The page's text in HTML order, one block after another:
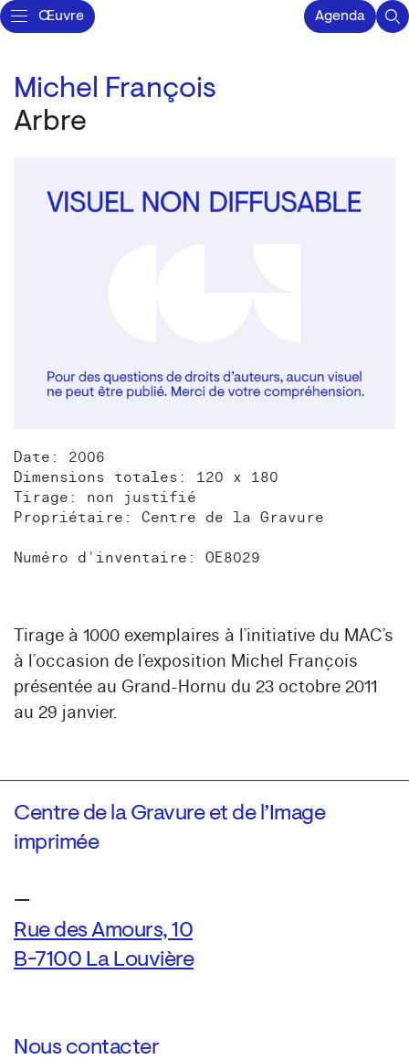
Œuvre Agenda
Michel François
Arbre
Date: 2006
Dimensions totales: 120 x 180
Tirage: non justifié
Propriétaire: Centre de la Gravure
Numéro d'inventaire: OE8029
Tirage à 1000 exemplaires à l’initiative du MAC’s
à l’occasion de l’exposition Michel François
présentée au Grand-Hornu du 23 octobre 2011
au 29 janvier.
Centre de la Gravure et de l’Image
imprimée
—
Rue des Amours, 10
B-7100 La Louvière
Nous contacter